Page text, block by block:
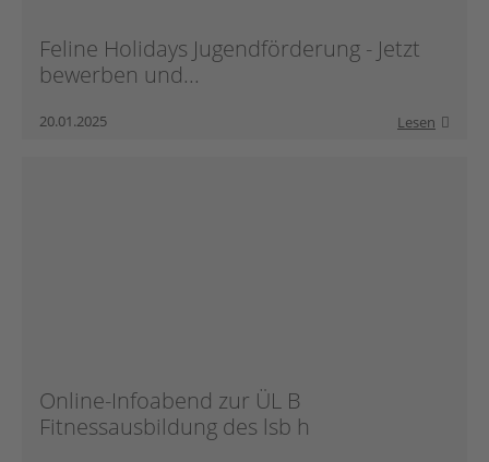
Feline Holidays Jugendförderung - Jetzt
bewerben und...
20.01.2025 Lesen
Online-Infoabend zur ÜL B
Fitnessausbildung des lsb h